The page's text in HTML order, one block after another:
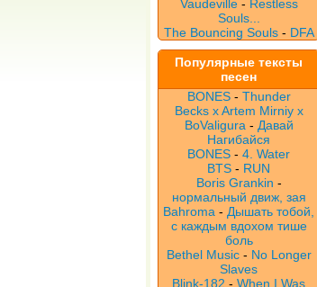
Vaudeville - Restless
Souls...
The Bouncing Souls- DFA
Популярные тексты
песен
BONES- Thunder
Becks x Artem Mirniy x
BoValigura - Давай
Нагибайся
BONES - 4. Water
BTS - RUN
Boris Grankin -
нормальный движ, зая
Bahroma - Дышать тобой,
с каждым вдохом тише
боль
Bethel Music- No Longer
Slaves
Blink-182 - When I Was